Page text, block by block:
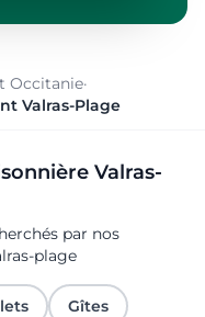
Occitanie·
Valras-Plage
Valras-
par nos
plage
Gîtes